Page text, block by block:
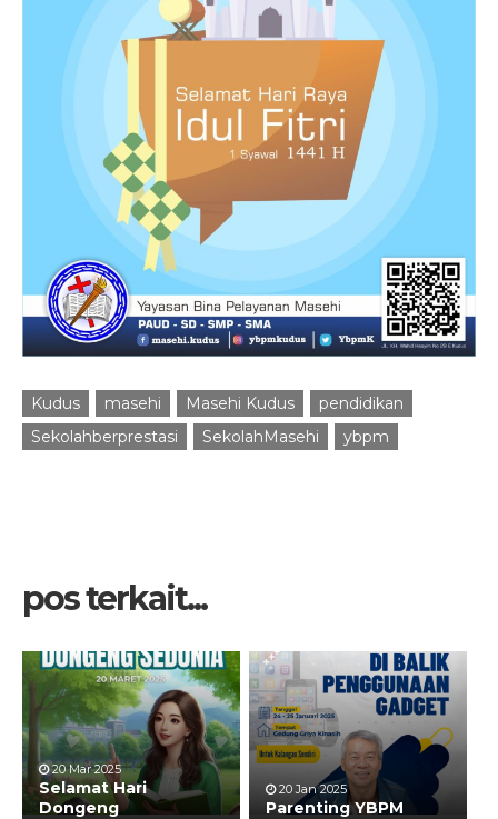
Kudus masehi Masehi Kudus
pendidikan
Sekolahberprestasi
SekolahMasehi ybpm
pos terkait...
20 Mar 2025
Selamat Hari
Dongeng
20 Jan 2025
Parenting YBPM